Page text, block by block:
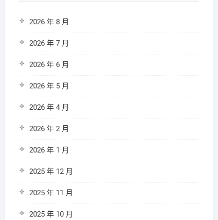
2026 年 8 月
2026 年 7 月
2026 年 6 月
2026 年 5 月
2026 年 4 月
2026 年 2 月
2026 年 1 月
2025 年 12 月
2025 年 11 月
2025 年 10 月